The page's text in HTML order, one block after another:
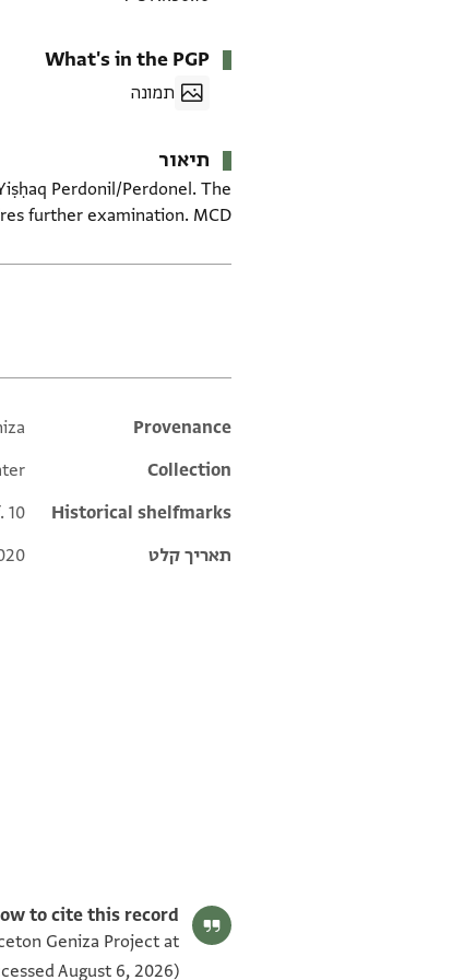
What's in the PGP
תמונה
תיאור
Perdonil/Perdonel. The
further examination. MCD.
metadata
Provenance
Collection
Historical shelfmarks
10
תאריך קלט
to cite this record:
Geniza Project at
August 6, 2026).